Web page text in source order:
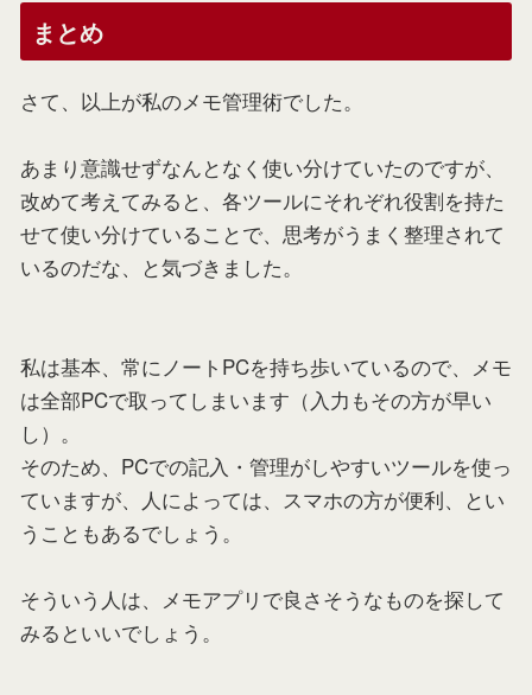
まとめ
さて、以上が私のメモ管理術でした。
あまり意識せずなんとなく使い分けていたのですが、
改めて考えてみると、各ツールにそれぞれ役割を持た
せて使い分けていることで、思考がうまく整理されて
いるのだな、と気づきました。
私は基本、常にノートPCを持ち歩いているので、メモ
は全部PCで取ってしまいます（入力もその方が早い
し）。
そのため、PCでの記入・管理がしやすいツールを使っ
ていますが、人によっては、スマホの方が便利、とい
うこともあるでしょう。
そういう人は、メモアプリで良さそうなものを探して
みるといいでしょう。